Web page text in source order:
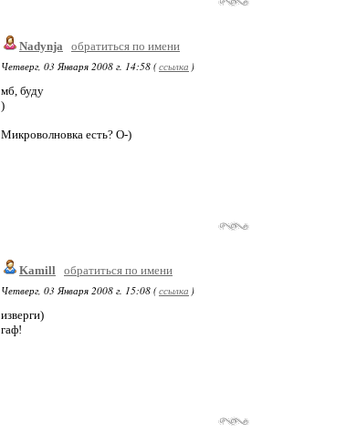
Nadynja
обратиться по имени
Четверг, 03 Января 2008 г. 14:58 (ссылка )
мб, буду
)
Микроволновка есть? О-)
Kamill обратиться по имени
Четверг, 03 Января 2008 г. 15:08 (ссылка )
изверги)
гаф!